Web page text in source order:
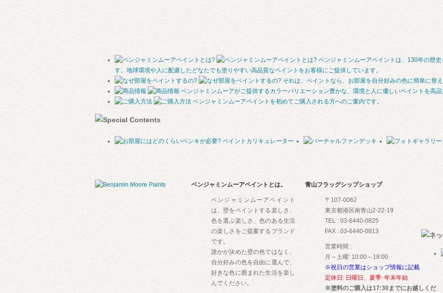
ベンジャミンムーアペイントは、130年の歴
す。地球環境や人に配慮したどなたでも塗りやすい高品質なペイントをお客様にご提供しています。
それは、ペイントなら、お部屋を自分好みの色に簡単に替
ベンジャミンムーアがご提供するカラーバリエーション豊かな、環境と人に優しいペイントを高
ベンジャミンムーアペイントを初めてご購入される方へのご案内です。
ベンジャミンムーアペイントとは。
ベンジャミンムーアペイント
は、壁をペイントする楽しさ、
色を選ぶ楽しさ、色のある生活
の楽しさをご提案するブランド
です。
誰かが決めた壁の色ではなく、
自分好みの色を自由に選んで、
好きな色に囲まれた生活を楽し
んでください。
青山フラッグシップショップ
〒107‐0062
東京都港区南青山2‐22‐19
TEL : 03‐6440‐0825
FAX : 03‐6440‐0813
営業時間 :
月～土曜: 10:00～18:00
※祝日の営業はショップ情報に記載
定休日: 日曜日、夏季･年末年始
※塗料のご購入は17:30までにお越しくだ